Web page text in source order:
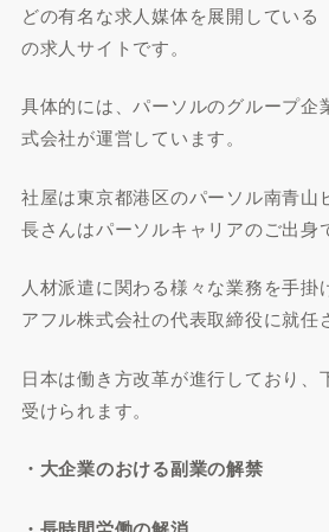
どの有名な求人媒体を展開している
の求人サイトです。
具体的には、パーソルのグループ企
式会社が運営しています。
社屋は東京都港区のパーソル南青山
長さんはパーソルキャリアのご出身
人材派遣に関わる様々な業務を手掛
アフル株式会社の代表取締役に就任
日本は働き方改革が進行しており、
受けられます。
・大企業のおける副業の解禁